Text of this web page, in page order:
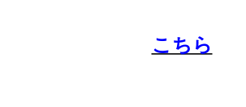
こちら